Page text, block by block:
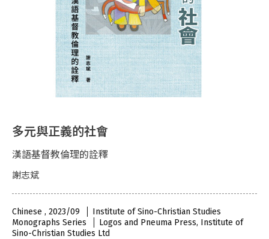
多元與正義的社會
漢語基督教倫理的詮釋
謝志斌
Chinese , 2023/09
Institute of Sino-Christian Studies
Monographs Series
Logos and Pneuma Press, Institute of
Sino-Christian Studies Ltd